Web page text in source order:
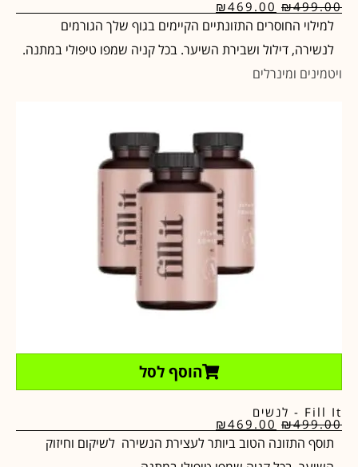
₪499.00
₪469.00
למילוי החוסרים התזונתיים הקיימים בגוף שלך הגורמים
לנשירה, דילול ושבירת השיער. בכל קניה שמפו טיפולי במתנה.
ויטמינים ומינרלים
הוסף לסל
Fill It - לנשים
₪499.00
₪469.00
תוסף התזונה הטוב ביותר לעצירת הנשירה לשיקום וחיזוק